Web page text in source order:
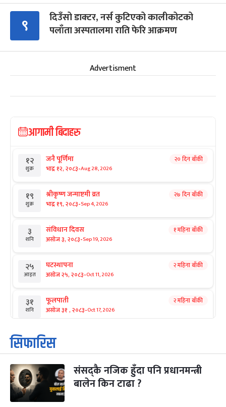
९
दिउँसो डाक्टर, नर्स कुटिएको कालीकोटको
पलाँता अस्पतालमा राति फेरि आक्रमण
Advertisment
आगामी बिदाहरु
१२
शुक्र
जनै पूर्णिमा
भाद्र १२, २०८३-Aug 28, 2026
२० दिन बाँकी
१९
शुक्र
श्रीकृष्ण जन्माष्टमी व्रत
भाद्र १९, २०८३-Sep 4, 2026
२७ दिन बाँकी
३
शनि
संविधान दिवस
असोज ३, २०८३-Sep 19, 2026
१ महिना बाँकी
२५
आइत
घटस्थापना
असोज २५, २०८३-Oct 11, 2026
२ महिना बाँकी
३१
शनि
फूलपाती
असोज ३१ , २०८३-Oct 17, 2026
२ महिना बाँकी
१
आइत
कार्तिक सङ्क्रान्ति
कार्तिक १, २०८३
३
मंगल
महानवमी
कार्तिक ३, २०८३-Oct 20, 2026
२ महिना बाँकी
सिफारिस
संसद्कै नजिक हुँदा पनि प्रधानमन्त्री
बालेन किन टाढा ?